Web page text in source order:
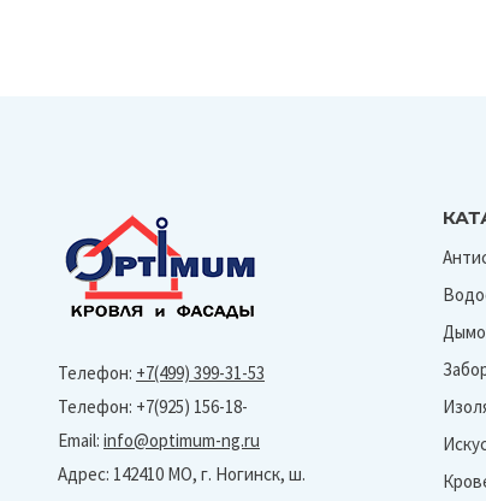
Телефон: +7(499) 399-31-53
Телефон: +7(925) 156-18-
Email: info@optimum-ng.ru
Адрес: 142410 МО, г. Ногинск, ш.